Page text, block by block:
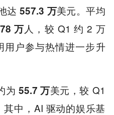
达557.3 万美元。平均
万人，较 Q1 约 2 万
用户参与热情进一步升
为 55.7 万美元，较 Q1
中，AI 驱动的娱乐基